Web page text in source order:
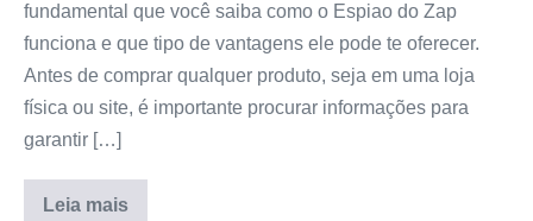
fundamental que você saiba como o Espiao do Zap
funciona e que tipo de vantagens ele pode te oferecer.
Antes de comprar qualquer produto, seja em uma loja
física ou site, é importante procurar informações para
garantir […]
Leia mais